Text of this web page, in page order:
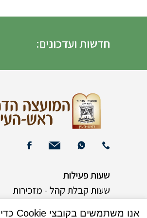
חדשות ועדכונים:
שעות פעילות
שעות קבלת קהל - מזכירות
אנו משתמשים בקובצי Cookie כדי לשפר את חוויית המשתמש שלך באתר שלנו. על ידי גלישה באתר זה, הנך מסכים לשימוש שלנו בקובצי Cookie.